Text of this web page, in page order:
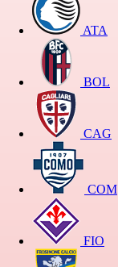
ATA
BOL
CAG
COM
FIO